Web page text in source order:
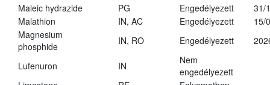
Maleic hydrazide
PG Engedélyezett
31/
Malathion
IN, AC Engedélyezett
15/
Magnesium
phosphide
IN, RO Engedélyezett
Lufenuron IN
Nem
engedélyezett